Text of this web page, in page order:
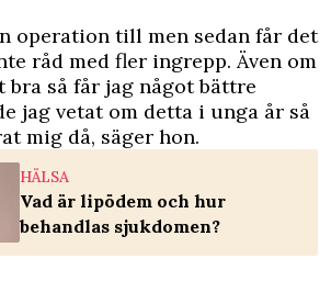
operation till men sedan får det
råd med fler ingrepp. Även om
så får jag något bättre
jag vetat om detta i unga år så
mig då, säger hon.
HÄLSA
Vad är lipödem och hur
behandlas sjukdomen?